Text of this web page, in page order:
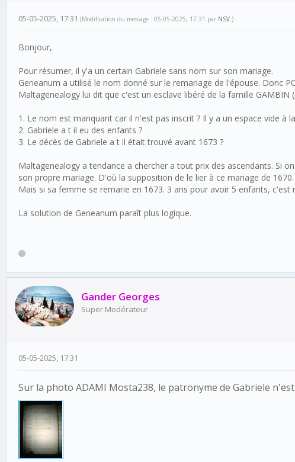
05-05-2025, 17:31 (Modification du message : 05-05-2025, 17:31 par NSV.)
Bonjour,
Pour résumer, il y'a un certain Gabriele sans nom sur son mariage.
Geneanum a utilisé le nom donné sur le remariage de l'épouse. Donc
Maltagenealogy lui dit que c'est un esclave libéré de la famille
1. Le nom est manquant car il n'est pas inscrit ? Il y a un espace vide à la
2. Gabriele a t il eu des enfants ?
3. Le décès de Gabriele a t il était trouvé avant 1673 ?
Maltagenealogy a tendance a chercher a tout prix des ascendants. Si
son propre mariage. D'où la supposition de le lier à ce mariage de 1670.
Mais si sa femme se remarie en 1673. 3 ans pour avoir 5 enfants,
La solution de Geneanum paraît plus logique.
Gander Georges
Super Modérateur
05-05-2025, 17:31
Sur la photo ADAMI Mosta238, le patronyme de Gabriele